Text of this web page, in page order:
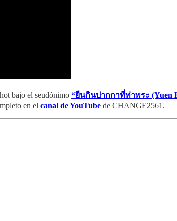
bajo el seudónimo “ยืนกินปากกาที่ท่าพระ (Yuen
en el canal de YouTube de CHANGE2561.